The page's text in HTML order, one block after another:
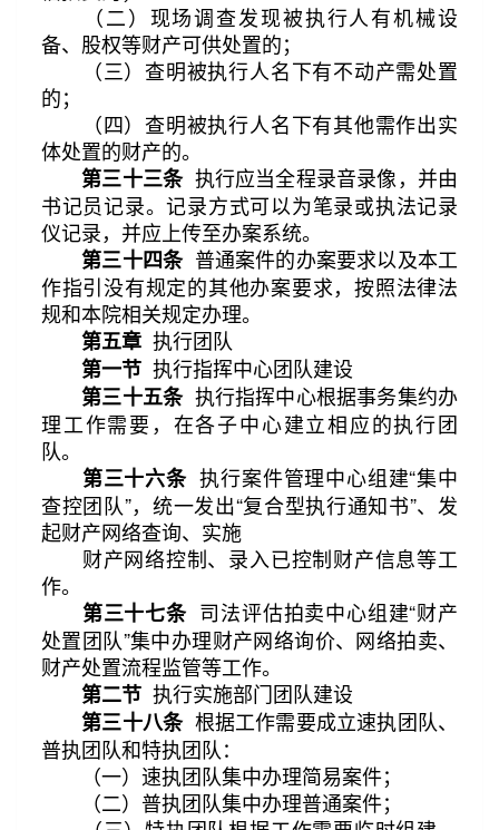
（二）现场调查发现被执行人有机械设
备、股权等财产可供处置的；
（三）查明被执行人名下有不动产需处置
的；
（四）查明被执行人名下有其他需作出实
体处置的财产的。
第三十三条执行应当全程录音录像，并由
书记员记录。记录方式可以为笔录或执法记录
仪记录，并应上传至办案系统。
第三十四条普通案件的办案要求以及本工
作指引没有规定的其他办案要求，按照法律法
规和本院相关规定办理。
第五章 执行团队
第一节 执行指挥中心团队建设
第三十五条执行指挥中心根据事务集约办
理工作需要，在各子中心建立相应的执行团
队。
第三十六条执行案件管理中心组建“集中
查控团队”，统一发出“复合型执行通知书”、发
起财产网络查询、实施
财产网络控制、录入已控制财产信息等工
作。
第三十七条司法评估拍卖中心组建“财产
处置团队”集中办理财产网络询价、网络拍卖、
财产处置流程监管等工作。
第二节 执行实施部门团队建设
第三十八条根据工作需要成立速执团队、
普执团队和特执团队：
（一）速执团队集中办理简易案件；
（二）普执团队集中办理普通案件；